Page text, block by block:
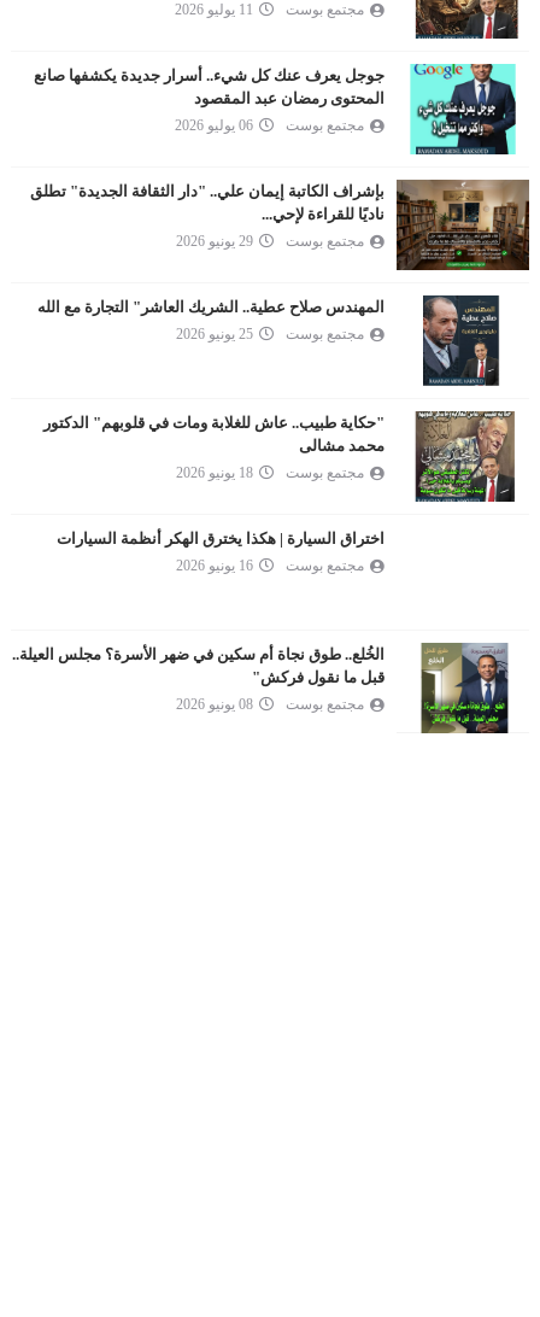
مجتمع بوست 11 يوليو 2026
جوجل يعرف عنك كل شيء.. أسرار جديدة يكشفها صانع
المحتوى رمضان عبد المقصود
مجتمع بوست 06 يوليو 2026
بإشراف الكاتبة إيمان علي.. "دار الثقافة الجديدة" تطلق
ناديًا للقراءة لإحي...
مجتمع بوست 29 يونيو 2026
المهندس صلاح عطية.. الشريك العاشر" التجارة مع الله
مجتمع بوست 25 يونيو 2026
"حكاية طبيب.. عاش للغلابة ومات في قلوبهم" الدكتور
محمد مشالى
مجتمع بوست 18 يونيو 2026
اختراق السيارة | هكذا يخترق الهكر أنظمة السيارات
مجتمع بوست 16 يونيو 2026
الخُلع.. طوق نجاة أم سكين في ضهر الأسرة؟ مجلس العيلة..
قبل ما نقول فركش"
مجتمع بوست 08 يونيو 2026